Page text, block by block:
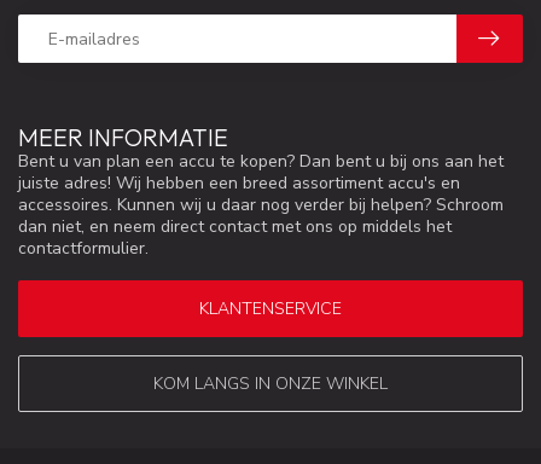
MEER INFORMATIE
Bent u van plan een accu te kopen? Dan bent u bij ons aan het
juiste adres! Wij hebben een breed assortiment accu's en
accessoires. Kunnen wij u daar nog verder bij helpen? Schroom
dan niet, en neem direct contact met ons op middels het
contactformulier.
KLANTENSERVICE
KOM LANGS IN ONZE WINKEL